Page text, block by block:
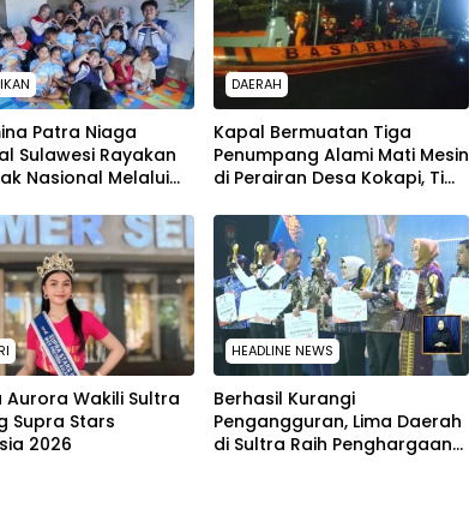
Patra Niaga
Sulawesi Rayakan
Nasional Melalui
Generasi Penjaga
DAERAH
Kapal Bermuatan Tiga
Penumpang Alami Mati Mesin
di Perairan Desa Kokapi, Tim
Aurora Wakili Sultra
Supra Stars
2026
HEADLINE NEWS
Berhasil Kurangi
Pengangguran, Lima Daerah
di Sultra Raih Penghargaan